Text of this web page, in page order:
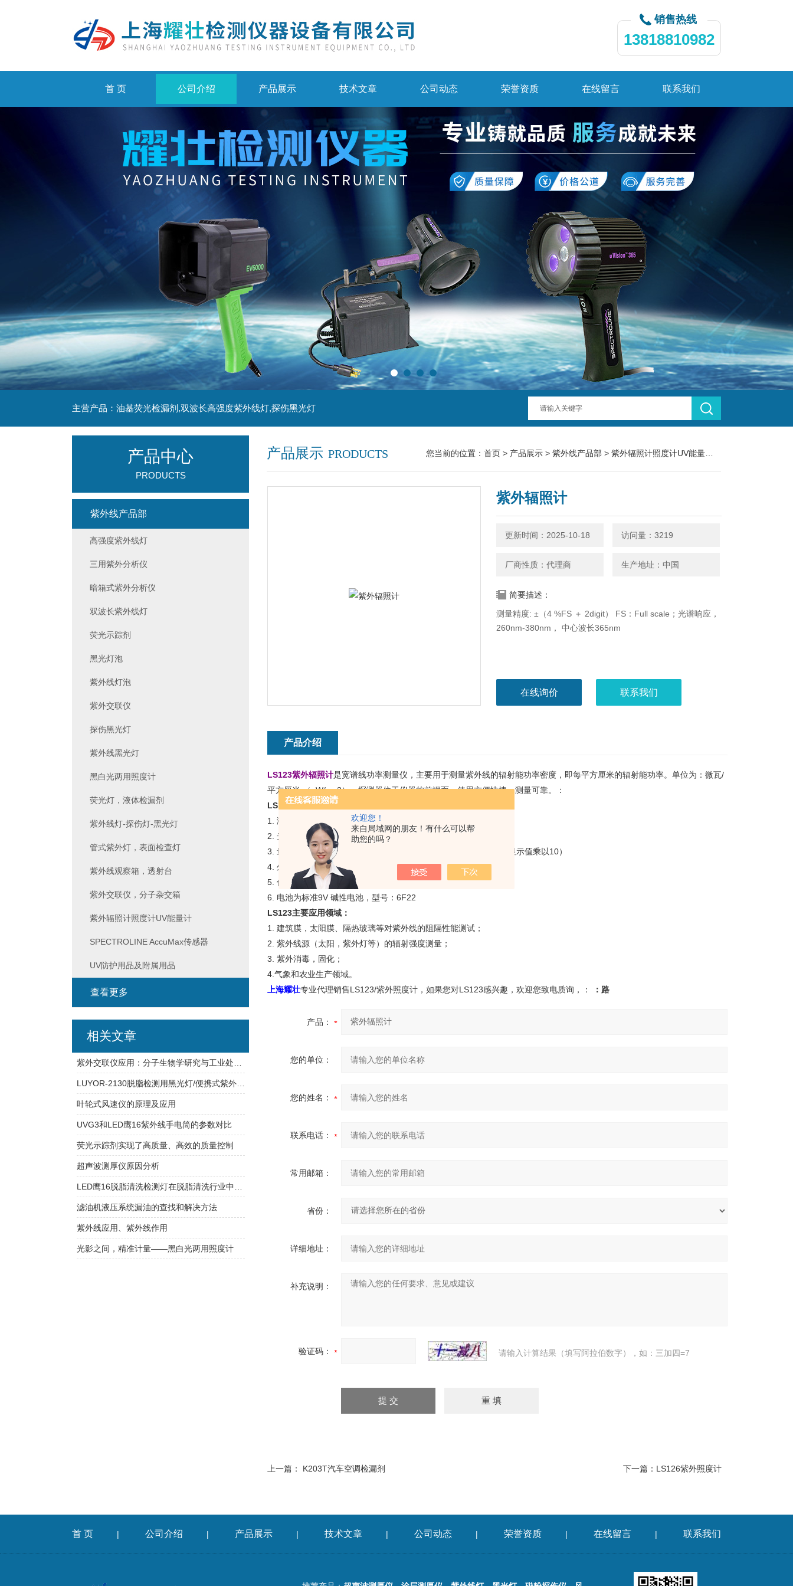
欢迎您！
来自局域网的朋友！有什么可以帮
助您的吗？
销售热线
13818810982
首 页 公司介绍 产品展示 技术文章 公司动态 荣誉资质 在线留言 联系我们
主营产品：油基荧光检漏剂,双波长高强度紫外线灯,探伤黑光灯
产品展示 PRODUCTS 您当前的位置： 首页 > 产品展示 > 紫外线产品部 > 紫外辐照计照度计UV能量计
紫外辐照计
更新时间：2025-10-18 访问量：3219
厂商性质：代理商 生产地址：中国
简要描述：
测量精度: ±（4 %FS ＋ 2digit） FS：Full scale；光谱响应，
260nm-380nm， 中心波长365nm
在线询价 联系我们
产品介绍
LS123紫外辐照计是宽谱线功率测量仪，主要用于测量紫外线的辐射能功率密度，即每平方厘米的辐射能功率。单位为：微瓦/
平方厘米 （μW/cm2），探测器位于仪器的前端面，使用方便快捷，测量可靠。：
LS123紫外辐照计的参数：
1. 测量精度: ±（4 %FS ＋ 2digit） FS：Full scale
2. 光谱响应， 260nm-380nm， 中心波长365nm
3. 量程： ×1 （0-1999 uW/cm2）； ×10（2000 -19990 uW/cm2,显示值乘以10）
4. 外形尺寸 长125mm × 宽68mm × 高22mm
5. 仪器重量 约110克
6. 电池为标准9V 碱性电池，型号：6F22
LS123主要应用领域：
1. 建筑膜，太阳膜、隔热玻璃等对紫外线的阻隔性能测试；
2. 紫外线源（太阳，紫外灯等）的辐射强度测量；
3. 紫外消毒，固化；
4.气象和农业生产领域。
上海耀壮专业代理销售LS123/紫外照度计，如果您对LS123感兴趣，欢迎您致电质询，： ：路
产品：
您的单位：
您的姓名：
联系电话：
常用邮箱：
省份：
详细地址：
补充说明：
验证码： 请输入计算结果（填写阿拉伯数字），如：三加四=7
上一篇： K203T汽车空调检漏剂 下一篇： LS126紫外照度计
产品中心
PRODUCTS
紫外线产品部
高强度紫外线灯
三用紫外分析仪
暗箱式紫外分析仪
双波长紫外线灯
荧光示踪剂
黑光灯泡
紫外线灯泡
紫外交联仪
探伤黑光灯
紫外线黑光灯
黑白光两用照度计
荧光灯，液体检漏剂
紫外线灯-探伤灯-黑光灯
管式紫外灯，表面检查灯
紫外线观察箱，透射台
紫外交联仪，分子杂交箱
紫外辐照计照度计UV能量计
SPECTROLINE AccuMax传感器
UV防护用品及附属用品
查看更多
相关文章
LUYOR-2130脱脂检测用黑光灯/便携式紫外线灯的产品概述
叶轮式风速仪的原理及应用
UVG3和LED鹰16紫外线手电筒的参数对比
荧光示踪剂实现了高质量、高效的质量控制
超声波测厚仪原因分析
滤油机液压系统漏油的查找和解决方法
紫外线应用、紫外线作用
光影之间，精准计量——黑白光两用照度计
首 页 | 公司介绍 | 产品展示 | 技术文章 | 公司动态 | 荣誉资质 | 在线留言 | 联系我们